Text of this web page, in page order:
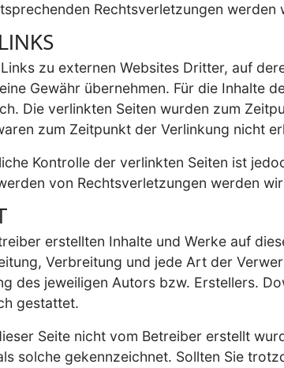
Rechtsverletzungen werden
zu externen Websites Dritter, auf
Gewähr übernehmen. Für die Inhalte
Die verlinkten Seiten wurden zum
zum Zeitpunkt der Verlinkung nicht
Kontrolle der verlinkten Seiten ist
von Rechtsverletzungen werden
erstellten Inhalte und Werke auf
Verbreitung und jede Art der
des jeweiligen Autors bzw. Erstellers.
gestattet.
Seite nicht vom Betreiber erstellt
solche gekennzeichnet. Sollten Sie